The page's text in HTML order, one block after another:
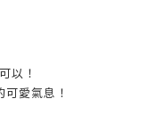
以！
愛氣息！